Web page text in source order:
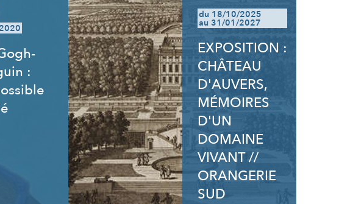
:
du 18/10/2025
au 31/01/2027
EXPOSITION :
CHÂTEAU
D'AUVERS,
MÉMOIRES
D'UN
DOMAINE
VIVANT //
ORANGERIE
SUD